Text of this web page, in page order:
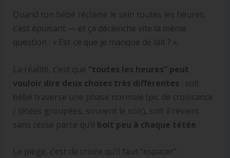
Quand ton bébé réclame le sein toutes les heures,
c’est épuisant — et ça déclenche vite la même
question : « Est-ce que je manque de lait ? ».
La réalité, c’est que “toutes les heures” peut
vouloir dire deux choses très différentes : soit
bébé traverse une phase normale (pic de croissance
/ tétées groupées, souvent le soir), soit il revient
sans cesse parce qu’il boit peu à chaque tétée.
Le piège, c’est de croire qu’il faut “espacer”.